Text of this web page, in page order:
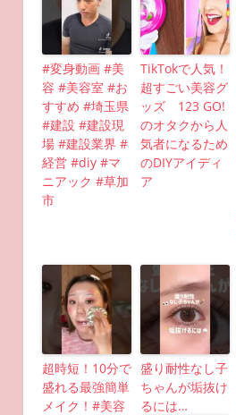
#変身動画 #美
容 #美容室 #お
すすめ #埼玉県
#建設 #建設現
場 #建設業界 #
経営 #diy #マ
ニアック #草加
市
TikTokで人気！
超すごい美容グ
ッズ 123 GO!
のオタクから人
気者になるため
のDIYアイディ
ア
超時短！10分で
盛れる最強簡単
メイク！#美容
盛り耐性なし子
ちゃんが垢抜け
るには…